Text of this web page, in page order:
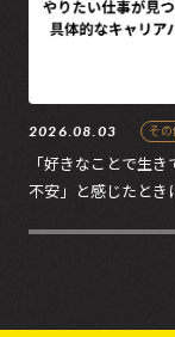
2026.08.03 その
「好きなことで生
不安」と感じたとき